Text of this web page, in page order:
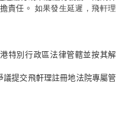
責任。 如果發生延遲，飛軒理
特別行政區法律管轄並按其解
提交飛軒理註冊地法院專屬管